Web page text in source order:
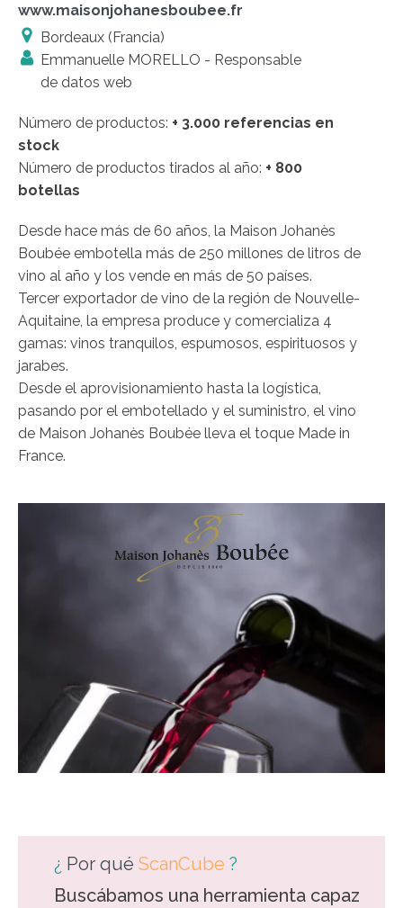
www.maisonjohanesboubee.fr
Bordeaux (Francia)
Emmanuelle MORELLO - Responsable
de datos web
Número de productos: + 3.000 referencias en
stock
Número de productos tirados al año: + 800
botellas
Desde hace más de 60 años, la Maison Johanès
Boubée embotella más de 250 millones de litros de
vino al año y los vende en más de 50 países.
Tercer exportador de vino de la región de Nouvelle-
Aquitaine, la empresa produce y comercializa 4
gamas: vinos tranquilos, espumosos, espirituosos y
jarabes.
Desde el aprovisionamiento hasta la logística,
pasando por el embotellado y el suministro, el vino
de Maison Johanès Boubée lleva el toque Made in
France.
¿ Por qué ScanCube ?
Buscábamos una herramienta capaz